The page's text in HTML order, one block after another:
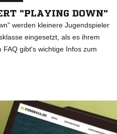
"PLAYING DOWN"
werden kleinere Jugendspieler
eingesetzt, als es ihrem
gibt's wichtige Infos zum